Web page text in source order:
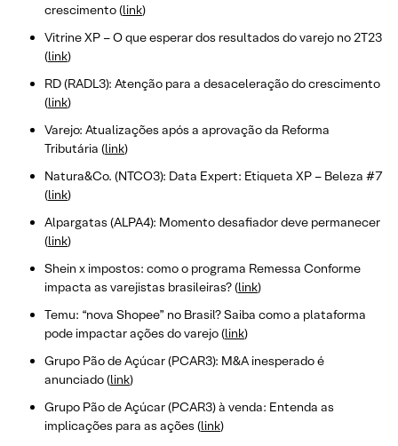
crescimento (link)
Vitrine XP – O que esperar dos resultados do varejo no 2T23
(link)
RD (RADL3): Atenção para a desaceleração do crescimento
(link)
Varejo: Atualizações após a aprovação da Reforma
Tributária (link)
Natura&Co. (NTCO3): Data Expert: Etiqueta XP – Beleza #7
(link)
Alpargatas (ALPA4): Momento desafiador deve permanecer
(link)
Shein x impostos: como o programa Remessa Conforme
impacta as varejistas brasileiras? (link)
Temu: “nova Shopee” no Brasil? Saiba como a plataforma
pode impactar ações do varejo (link)
Grupo Pão de Açúcar (PCAR3): M&A inesperado é
anunciado (link)
Grupo Pão de Açúcar (PCAR3) à venda: Entenda as
implicações para as ações (link)